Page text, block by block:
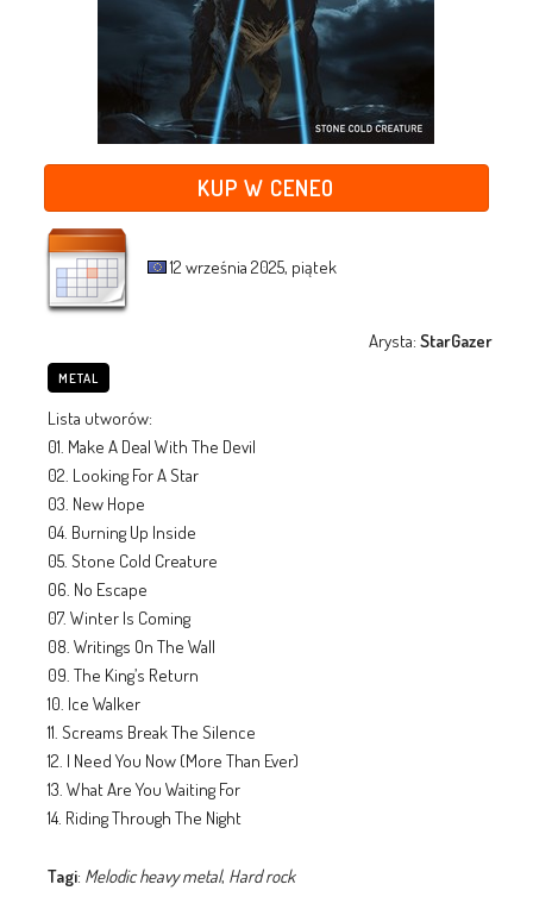
KUP W CENEO
12 września 2025, piątek
Arysta:StarGazer
METAL
Lista utworów:
01. Make A Deal With The Devil
02. Looking For A Star
03. New Hope
04. Burning Up Inside
05. Stone Cold Creature
06. No Escape
07. Winter Is Coming
08. Writings On The Wall
09. The King’s Return
10. Ice Walker
11. Screams Break The Silence
12. I Need You Now (More Than Ever)
13. What Are You Waiting For
14. Riding Through The Night
Tagi: Melodic heavy metal, Hard rock